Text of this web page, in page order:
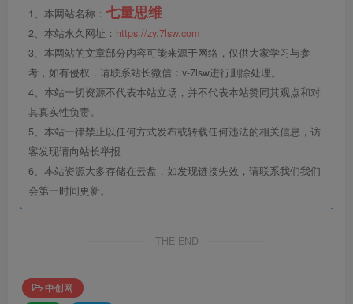
1、本网站名称： 七量思维
2、本站永久网址： https://zy.7lsw.com
3、本网站的文章部分内容可能来源于网络，仅供大家学习与参
考，如有侵权，请联系站长微信：v-7lsw进行删除处理。
4、本站一切资源不代表本站立场，并不代表本站赞同其观点和对
其真实性负责。
5、本站一律禁止以任何方式发布或转载任何违法的相关信息，访
客发现请向站长举报
6、本站资源大多存储在云盘，如发现链接失效，请联系我们我们
会第一时间更新。
THE END
中创网